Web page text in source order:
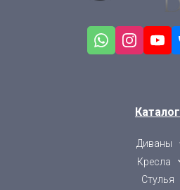
Каталог
Диваны
Кресла
Стулья